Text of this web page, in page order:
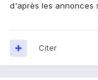
d'après les annonces
Citer